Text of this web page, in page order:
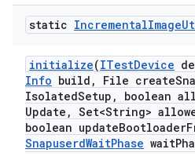
static IncrementalImage
initialize(ITestDevice
Info build , File create
IsolatedSetup , boolean
Update , Set<String>
boolean updateBootloader
SnapuserdWaitPhase wait